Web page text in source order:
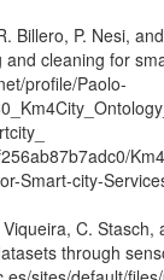
Billero, P. Nesi,
cleaning for
profile/Paolo-
Smart-city-
C.
through